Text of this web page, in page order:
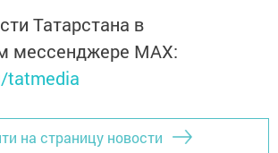
Татарстана в
мессенджере MАХ:
tatmedia
на страницу новости